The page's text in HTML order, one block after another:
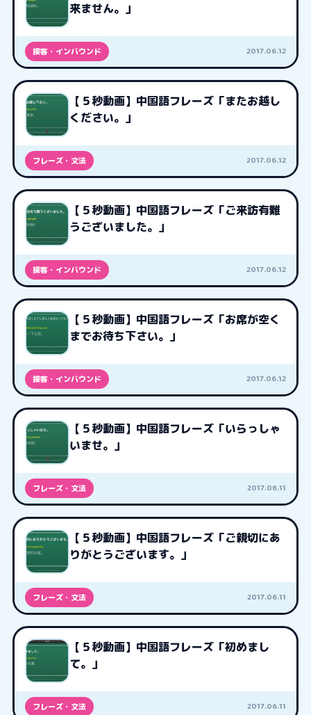
来ません。」
接客・インバウンド 2017.06.12
【５秒動画】中国語フレーズ「またお越し
ください。」
フレーズ・文法 2017.06.12
【５秒動画】中国語フレーズ「ご来訪有難
うございました。」
接客・インバウンド 2017.06.12
【５秒動画】中国語フレーズ「お席が空く
までお待ち下さい。」
接客・インバウンド 2017.06.12
【５秒動画】中国語フレーズ「いらっしゃ
いませ。」
フレーズ・文法 2017.06.11
【５秒動画】中国語フレーズ「ご親切にあ
りがとうございます。」
フレーズ・文法 2017.06.11
【５秒動画】中国語フレーズ「初めまし
て。」
フレーズ・文法 2017.06.11